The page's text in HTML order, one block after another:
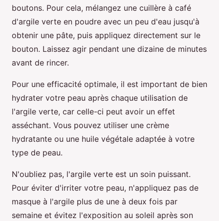
boutons. Pour cela, mélangez une cuillère à café
d'argile verte en poudre avec un peu d'eau jusqu'à
obtenir une pâte, puis appliquez directement sur le
bouton. Laissez agir pendant une dizaine de minutes
avant de rincer.
Pour une efficacité optimale, il est important de bien
hydrater votre peau après chaque utilisation de
l'argile verte, car celle-ci peut avoir un effet
asséchant. Vous pouvez utiliser une crème
hydratante ou une huile végétale adaptée à votre
type de peau.
N'oubliez pas, l'argile verte est un soin puissant.
Pour éviter d'irriter votre peau, n'appliquez pas de
masque à l'argile plus de une à deux fois par
semaine et évitez l'exposition au soleil après son